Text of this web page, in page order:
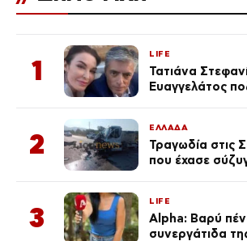
1
LIFE
Τατιάνα
Ευαγγελάτος
2
ΕΛΛΑΔΑ
Τραγωδία στις
που έχασε
3
LIFE
Alpha: Βαρύ
συνεργάτιδα